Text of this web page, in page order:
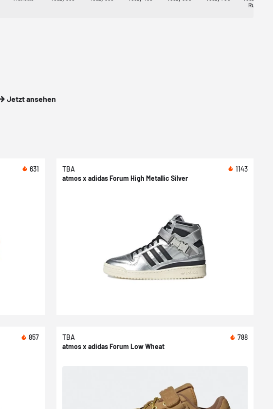
Runner
Jetzt ansehen
631
TBA
1143
atmos x adidas Forum High Metallic Silver
857
TBA
788
atmos x adidas Forum Low Wheat